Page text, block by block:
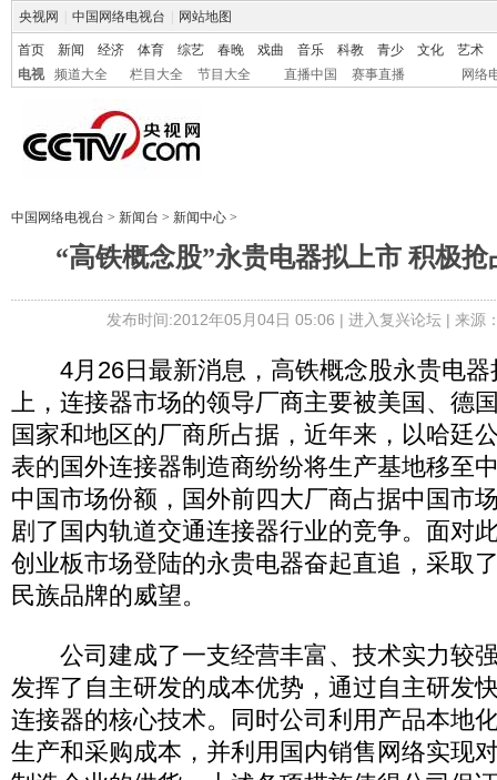
央视网 中国网络电视台 网站地图
首页 新闻 经济 体育 综艺 春晚 戏曲 音乐 科教 青少 文化
艺术
电视
频道大全 栏目大全 节目大全 直播中国 赛事直播 网络
中国网络电视台 > 新闻台 > 新闻中心 >
“高铁概念股”永贵电器拟上市 积极
发布时间:2012年05月04日 05:06 | 进入复兴论坛| 来源
4月26日最新消息，高铁概念股永贵电器
上，连接器市场的领导厂商主要被美国、德
国家和地区的厂商所占据，近年来，以哈廷
表的国外连接器制造商纷纷将生产基地移至
中国市场份额，国外前四大厂商占据中国市
剧了国内轨道交通连接器行业的竞争。面对
创业板市场登陆的永贵电器奋起直追，采取
民族品牌的威望。
公司建成了一支经营丰富、技术实力较
发挥了自主研发的成本优势，通过自主研发
连接器的核心技术。同时公司利用产品本地
生产和采购成本，并利用国内销售网络实现